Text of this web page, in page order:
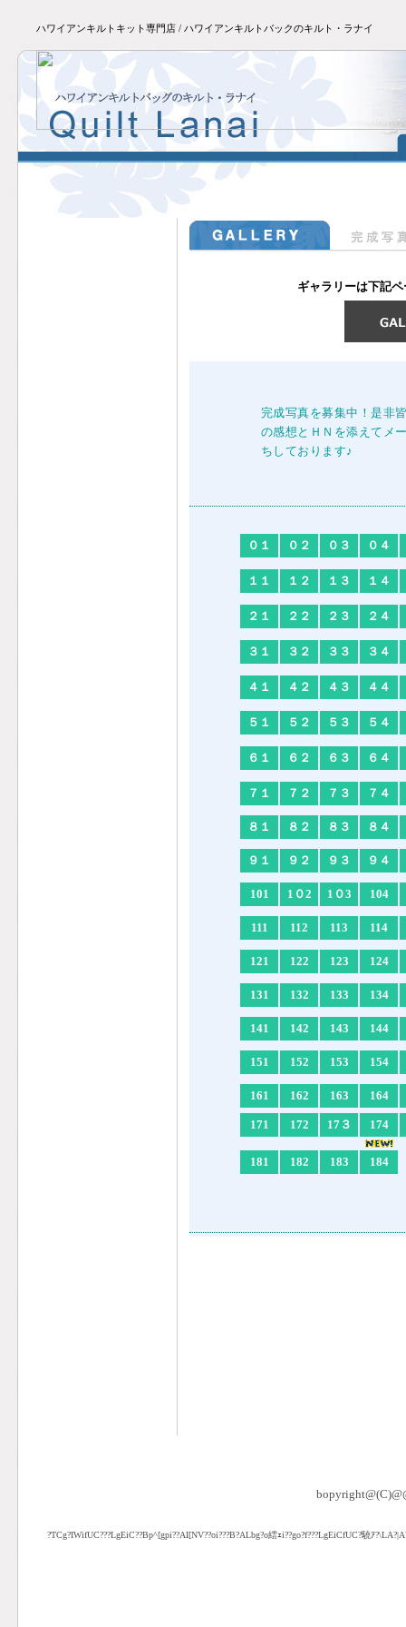
ハワイアンキルトキット専門店 / ハワイアンキルトバックのキルト・ラナイ
ギャラリーは下記
完成写真を募集中！是非
の感想とＨＮを添えてメ
ちしております♪
０１ ０２ ０３ ０４
１１ １２ １３ １４
２１ ２２ ２３ ２４
３１ ３２ ３３ ３４
４１ ４２ ４３ ４４
５１ ５２ ５３ ５４
６１ ６２ ６３ ６４
７１ ７２ ７３ ７４
８１ ８２ ８３ ８４
９１ ９２ ９３ ９４
101 1０2 1０3 104
111 112 113 114
121 122 123 124
131 132 133 134
141 142 143 144
151 152 153 154
161 162 163 164
171 172 17３ 174
181 182 183 184